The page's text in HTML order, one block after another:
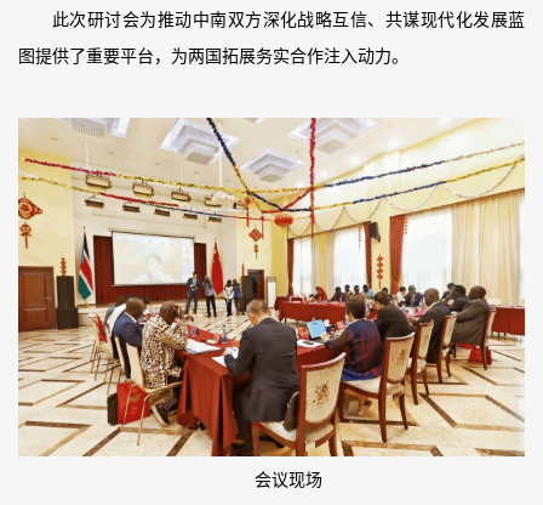
此次研讨会为推动中南双方深化战略互信、共谋现代化发展蓝
图提供了重要平台，为两国拓展务实合作注入动力。
会议现场